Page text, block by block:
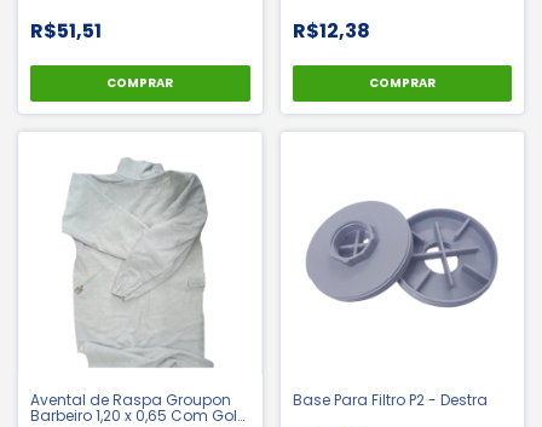
R$51,51
COMPRAR
R$12,38
COMPRAR
Avental de Raspa Groupon
Barbeiro 1,20 x 0,65 Com Gola
Base Para Filtro P2 - Destra